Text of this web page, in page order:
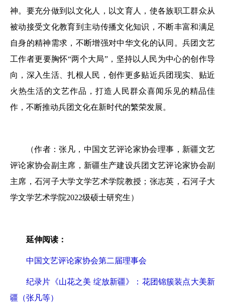
神。要充分做到以文化人，以文育人，使各族职工群众从
被动接受文化教育到主动传播文化知识，不断丰富和满足
自身的精神需求，不断增强对中华文化的认同。兵团文艺
工作者更要胸怀“两个大局”，坚持以人民为中心的创作导
向，深入生活、扎根人民，创作更多贴近兵团现实、贴近
火热生活的文艺作品，打造人民群众喜闻乐见的精品佳
作，不断推动兵团文化在新时代的繁荣发展。
（作者：张凡，中国文艺评论家协会理事，新疆文艺
评论家协会副主席，新疆生产建设兵团文艺评论家协会副
主席，石河子大学文学艺术学院教授；张志英，石河子大
学文学艺术学院2022级硕士研究生）
延伸阅读：
中国文艺评论家协会第二届理事会
纪录片《山花之美 绽放新疆》：花团锦簇装点大美新
疆（张凡等）